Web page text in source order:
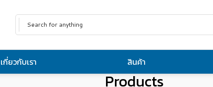
เกี่ยวกับเรา สินค้า
Products